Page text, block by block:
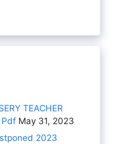
TEACHER
Pdf May 31, 2023
2023